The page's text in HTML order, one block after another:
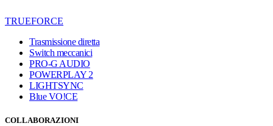
TRUEFORCE
Trasmissione diretta
Switch meccanici
PRO-G AUDIO
POWERPLAY 2
LIGHTSYNC
Blue VO!CE
COLLABORAZIONI